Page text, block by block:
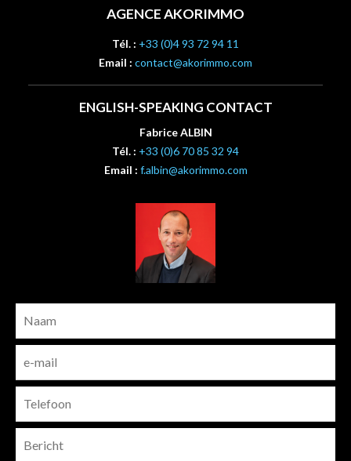
AGENCE AKORIMMO
Tél. : +33 (0)4 93 72 94 11
Email : contact@akorimmo.com
ENGLISH-SPEAKING CONTACT
Fabrice ALBIN
Tél. : +33 (0)6 70 85 32 94
Email : f.albin@akorimmo.com